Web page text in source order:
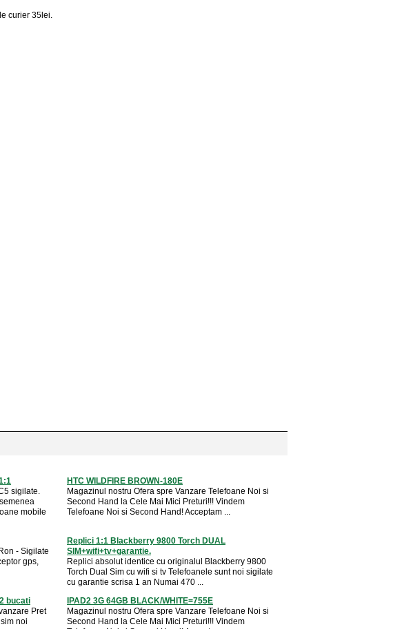
curier 35lei.
sigilate.
mobile
HTC WILDFIRE BROWN-180E
Magazinul nostru Ofera spre Vanzare Telefoane Noi si
Second Hand la Cele Mai Mici Preturi!!! Vindem
Telefoane Noi si Second Hand! Acceptam ...
- Sigilate
gps,
Replici 1:1 Blackberry 9800 Torch DUAL
SIM+wifi+tv+garantie.
Replici absolut identice cu originalul Blackberry 9800
Torch Dual Sim cu wifi si tv Telefoanele sunt noi sigilate
cu garantie scrisa 1 an Numai 470 ...
bucati
Pret
noi
IPAD2 3G 64GB BLACK/WHITE=755E
Magazinul nostru Ofera spre Vanzare Telefoane Noi si
Second Hand la Cele Mai Mici Preturi!!! Vindem